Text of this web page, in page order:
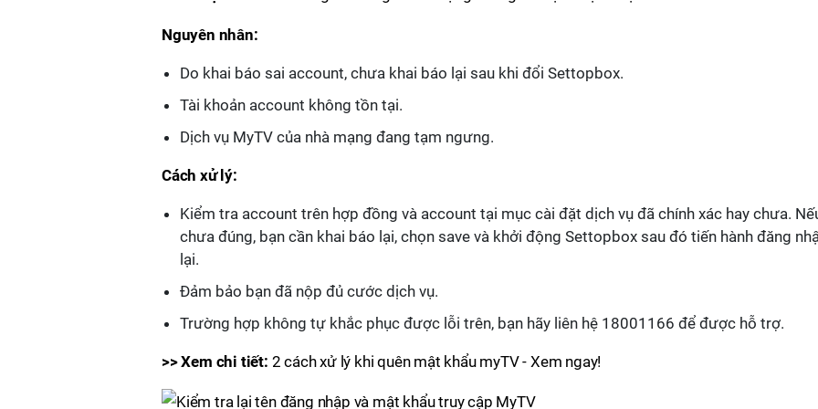
Nguyên nhân:
Do khai báo sai account, chưa khai báo lại sau khi đổi Settopbox.
Tài khoản account không tồn tại.
Dịch vụ MyTV của nhà mạng đang tạm ngưng.
Cách xử lý:
Kiểm tra account trên hợp đồng và account tại mục cài đặt dịch vụ đã chính xác hay chưa.
chưa đúng, bạn cần khai báo lại, chọn save và khởi động Settopbox sau đó tiến hành đăng
lại.
Đảm bảo bạn đã nộp đủ cước dịch vụ.
Trường hợp không tự khắc phục được lỗi trên, bạn hãy liên hệ 18001166 để được hỗ trợ.
>> Xem chi tiết: 2 cách xử lý khi quên mật khẩu myTV - Xem ngay!